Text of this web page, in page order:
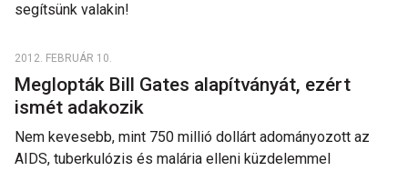
segítsünk valakin!
2012. FEBRUÁR 10.
Meglopták Bill Gates alapítványát, ezért
ismét adakozik
Nem kevesebb, mint 750 millió dollárt adományozott az
AIDS, tuberkulózis és malária elleni küzdelemmel